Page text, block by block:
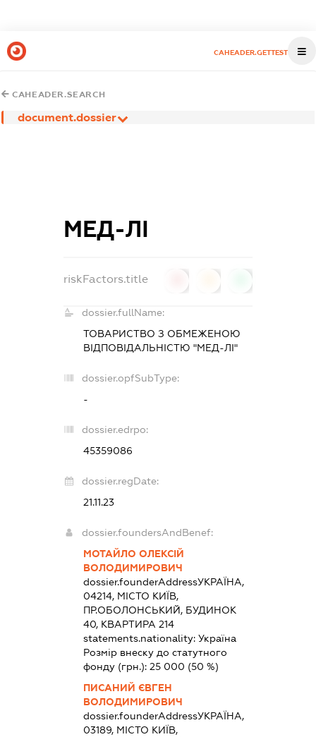
CAHEADER.GETTEST
CAHEADER.SEARCH
document.dossier
МЕД-ЛІ
riskFactors.title
dossier.fullName:
ТОВАРИСТВО З ОБМЕЖЕНОЮ
ВІДПОВІДАЛЬНІСТЮ "МЕД-ЛІ"
dossier.opfSubType:
-
dossier.edrpo:
45359086
dossier.regDate:
21.11.23
dossier.foundersAndBenef:
МОТАЙЛО ОЛЕКСІЙ
ВОЛОДИМИРОВИЧ
dossier.founderAddressУКРАЇНА,
04214, МІСТО КИЇВ,
ПР.ОБОЛОНСЬКИЙ, БУДИНОК
40, КВАРТИРА 214
statements.nationality: Україна
Розмір внеску до статутного
фонду (грн.): 25 000 (50 %)
ПИСАНИЙ ЄВГЕН
ВОЛОДИМИРОВИЧ
dossier.founderAddressУКРАЇНА,
03189, МІСТО КИЇВ,